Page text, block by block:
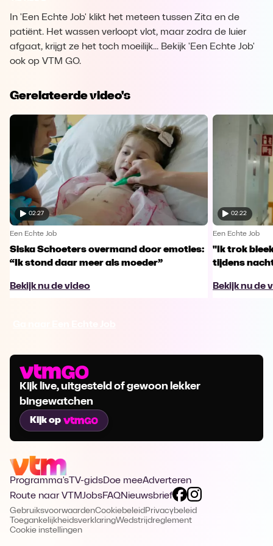
In 'Een Echte Job' klikt het meteen tussen Zita en de
patiënt. Het wassen verloopt vlot, maar zodra de luier
afgaat, krijgt ze het toch moeilijk... Bekijk 'Een Echte Job'
ook op VTM GO.
Gerelateerde video's
02:27
Een Echte Job
Siska Schoeters overmand door emoties:
“Ik stond daar meer als moeder”
Bekijk nu de video
02:22
Een Echte Job
"Ik trok
tijdens
Bekijk nu de
Kijk live, uitgesteld of gewoon lekker
bingewatchen
Kijk op
Programma's TV-gidsDoe meeAdverteren
Route naar VTMJobsFAQNieuwsbrief
GebruiksvoorwaardenCookiebeleid Privacybeleid
ToegankelijkheidsverklaringWedstrijdreglement
Cookie instellingen